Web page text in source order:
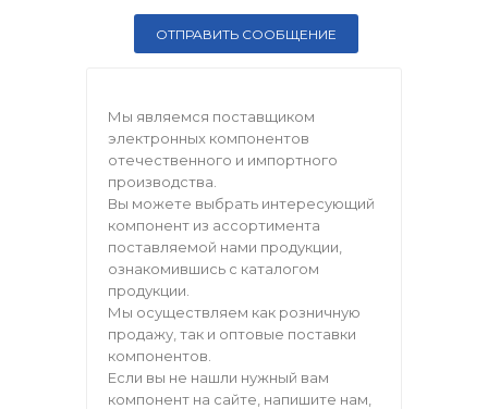
Мы являемся поставщиком
электронных компонентов
отечественного и импортного
производства.
Вы можете выбрать интересующий
компонент из ассортимента
поставляемой нами продукции,
ознакомившись с каталогом
продукции.
Мы осуществляем как розничную
продажу, так и оптовые поставки
компонентов.
Если вы не нашли нужный вам
компонент на сайте, напишите нам,